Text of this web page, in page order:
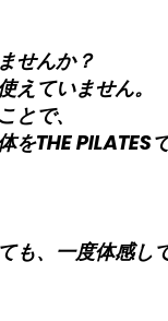
せんか？
えていません。
とで、
をTHE PILATES
も、一度体感し